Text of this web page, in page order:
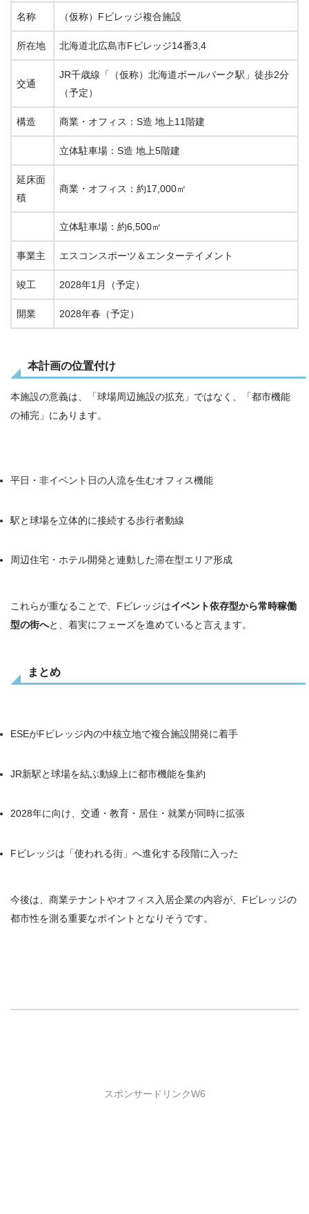
名称 （仮称）Fビレッジ複合施設
所在地 北海道北広島市Fビレッジ14番3,4
交通
JR千歳線「（仮称）北海道ボールパーク駅」徒歩2分
（予定）
構造 商業・オフィス：S造 地上11階建
立体駐車場：S造 地上5階建
延床面
積
商業・オフィス：約17,000㎡
立体駐車場：約6,500㎡
事業主 エスコンスポーツ＆エンターテイメント
竣工 2028年1月（予定）
開業 2028年春（予定）
本計画の位置付け
本施設の意義は、「球場周辺施設の拡充」ではなく、「都市機能
の補完」にあります。
平日・非イベント日の人流を生むオフィス機能
駅と球場を立体的に接続する歩行者動線
周辺住宅・ホテル開発と連動した滞在型エリア形成
これらが重なることで、Fビレッジはイベント依存型から常時稼働
型の街へと、着実にフェーズを進めていると言えます。
まとめ
ESEがFビレッジ内の中核立地で複合施設開発に着手
JR新駅と球場を結ぶ動線上に都市機能を集約
2028年に向け、交通・教育・居住・就業が同時に拡張
Fビレッジは「使われる街」へ進化する段階に入った
今後は、商業テナントやオフィス入居企業の内容が、Fビレッジの
都市性を測る重要なポイントとなりそうです。
スポンサードリンクW6